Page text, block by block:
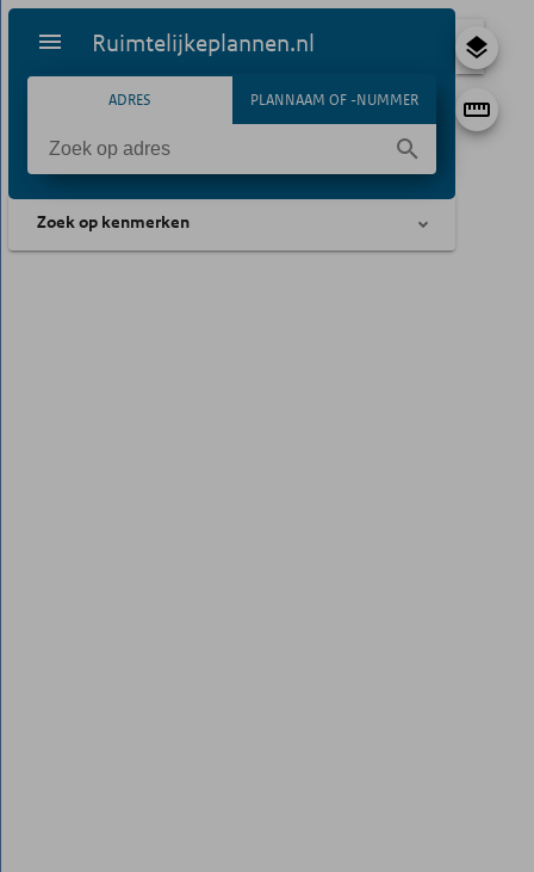
Ruimtelijkeplannen.nl
ADRES PLANNAAM OF -NUMMER
Zoek op kenmerken